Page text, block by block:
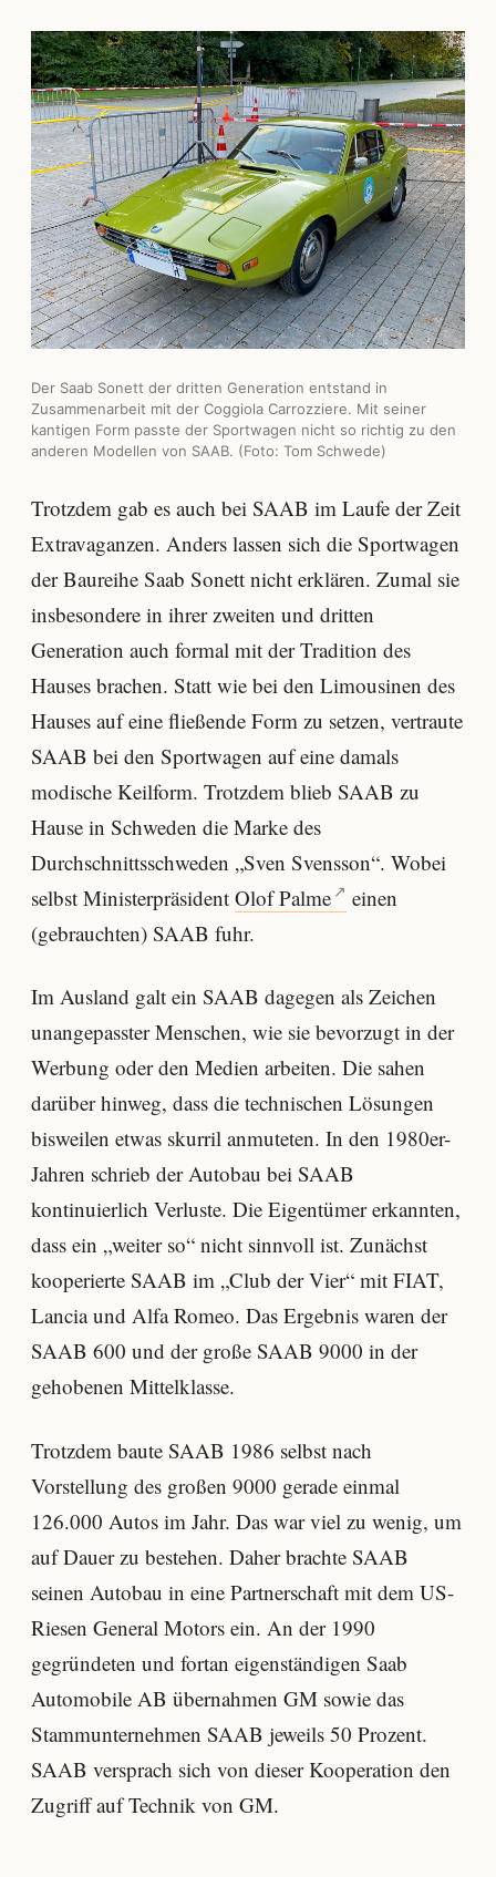
Der Saab Sonett der dritten Generation entstand in
Zusammenarbeit mit der Coggiola Carrozziere. Mit seiner
kantigen Form passte der Sportwagen nicht so richtig zu den
anderen Modellen von SAAB. (Foto: Tom Schwede)
Trotzdem gab es auch bei SAAB im Laufe der Zeit
Extravaganzen. Anders lassen sich die Sportwagen
der Baureihe Saab Sonett nicht erklären. Zumal sie
insbesondere in ihrer zweiten und dritten
Generation auch formal mit der Tradition des
Hauses brachen. Statt wie bei den Limousinen des
Hauses auf eine fließende Form zu setzen, vertraute
SAAB bei den Sportwagen auf eine damals
modische Keilform. Trotzdem blieb SAAB zu
Hause in Schweden die Marke des
Durchschnittsschweden „Sven Svensson“. Wobei
selbst Ministerpräsident Olof Palme
einen
(gebrauchten) SAAB fuhr.
Im Ausland galt ein SAAB dagegen als Zeichen
unangepasster Menschen, wie sie bevorzugt in der
Werbung oder den Medien arbeiten. Die sahen
darüber hinweg, dass die technischen Lösungen
bisweilen etwas skurril anmuteten. In den 1980er-
Jahren schrieb der Autobau bei SAAB
kontinuierlich Verluste. Die Eigentümer erkannten,
dass ein „weiter so“ nicht sinnvoll ist. Zunächst
kooperierte SAAB im „Club der Vier“ mit FIAT,
Lancia und Alfa Romeo. Das Ergebnis waren der
SAAB 600 und der große SAAB 9000 in der
gehobenen Mittelklasse.
Trotzdem baute SAAB 1986 selbst nach
Vorstellung des großen 9000 gerade einmal
126.000 Autos im Jahr. Das war viel zu wenig, um
auf Dauer zu bestehen. Daher brachte SAAB
seinen Autobau in eine Partnerschaft mit dem US-
Riesen General Motors ein. An der 1990
gegründeten und fortan eigenständigen Saab
Automobile AB übernahmen GM sowie das
Stammunternehmen SAAB jeweils 50 Prozent.
SAAB versprach sich von dieser Kooperation den
Zugriff auf Technik von GM.